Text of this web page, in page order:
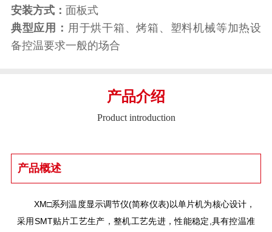
安装方式： 面板式
典型应用： 用于烘干箱、烤箱、塑料机械等加热设
备控温要求一般的场合
产品介绍
Product introduction
产品概述
XM□系列温度显示调节仪(简称仪表)以单片机为核心设计，
采用SMT贴片工艺生产，整机工艺先进，性能稳定,具有控温准